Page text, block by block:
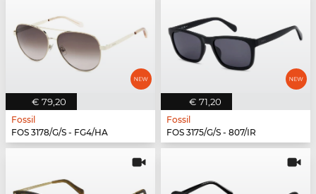
€ 79,20
Fossil
FOS 3178/G/S - FG4/HA
€ 71,20
Fossil
FOS 3175/G/S - 807/IR